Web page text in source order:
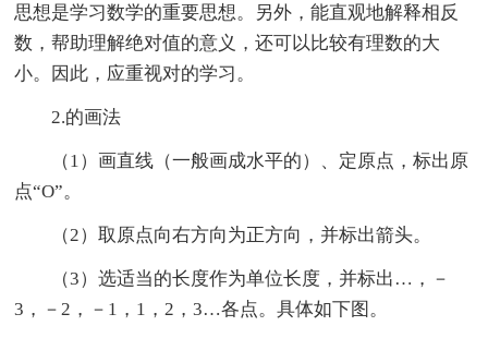
思想是学习数学的重要思想。另外，能直观地解释相反
数，帮助理解绝对值的意义，还可以比较有理数的大
小。因此，应重视对的学习。
2.的画法
（1）画直线（一般画成水平的）、定原点，标出原
点“O”。
（2）取原点向右方向为正方向，并标出箭头。
（3）选适当的长度作为单位长度，并标出…，－
3，－2，－1，1，2，3…各点。具体如下图。